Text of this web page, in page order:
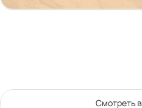
Смотреть